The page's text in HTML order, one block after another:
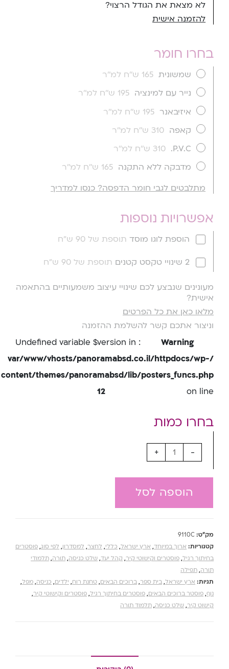
לא מצאת את הגודל הרצוי?
להזמנה אישית
בחרו חומר
שמשונית 165 ש''ח למ''ר
נייר עם למינציה 195 ש''ח למ''ר
איזיבאנר 195 ש''ח למ''ר
קאפה 310 ש''ח למ''ר
P.V.C.
310 ש''ח למ''ר
מדבקה ללא התקנה 165 ש''ח למ''ר
מתלבטים לגבי חומר הדפסה? כנסו למדריך
אפשרויות נוספות
הוספת לוגו מוסד תוספת של 90 ש"ח
2 שינויי טקסט קטנים תוספת של 90 ש"ח
מעונינים שנבצע לכם שינויי עיצוב משמעותיים בהתאמה
אישית?
מלאו כאן את כל הפרטים
וניצור אתכם קשר להשלמת ההזמנה
Warning
: Undefined variable $version in
/var/www/vhosts/panoramabsd.co.il/httpdocs/wp-
content/themes/panoramabsd/lib/posters_funcs.php
on line
12
-
+
הוספה לסל
מק"ט: 9110C
קטגוריות: ארוך במיוחד, ארץ ישראל, כללי, לחצר, למסדרון, לפי סוג, פוסטרים
בחיתוך רגיל, פוסטרים וקישוטי קיר, קהל יעד, שלט כניסה, תורה, תלמודי
תורה, תפילה
תגיות: ארץ ישראל, בית ספר, ברוכים הבאים, טחנת רוח, ילדים, כניסה, מפל,
נוף, פוסטר ברוכים הבאים, פוסטרים בחיתוך רגיל, פוסטרים וקישוטי קיר,
קישוט קיר, שלט כניסה, תלמוד תורה